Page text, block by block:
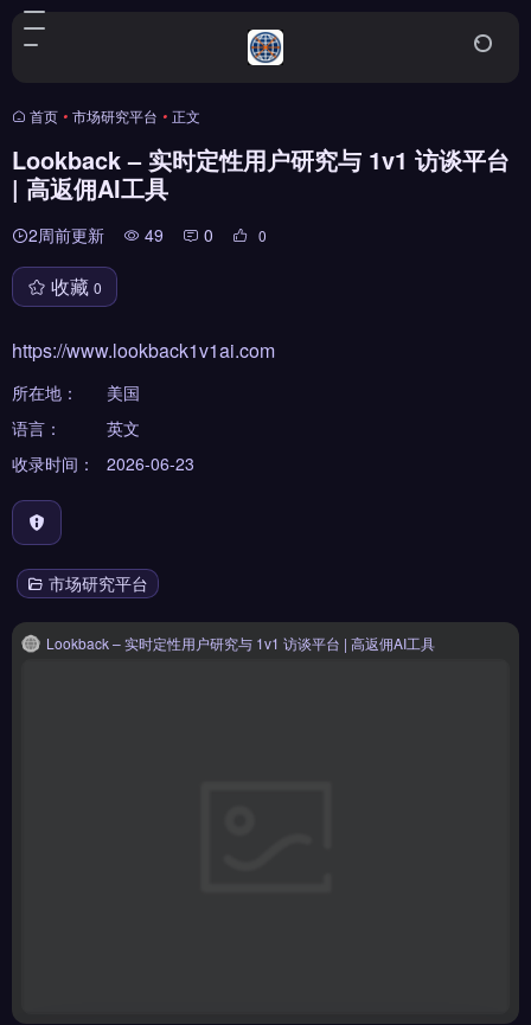
首页 • 市场研究平台 • 正文
Lookback – 实时定性用户研究与 1v1 访谈平台
| 高返佣AI工具
2周前更新 49 0 0
收藏 0
https://www.lookback1v1ai.com
所在地：
美国
语言：
英文
收录时间：
2026-06-23
市场研究平台
Lookback – 实时定性用户研究与 1v1 访谈平台 | 高返佣AI工具